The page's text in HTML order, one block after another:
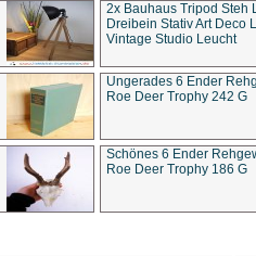
2x Bauhaus Tripod Steh
Dreibein Stativ Art Deco
Vintage Studio Leucht
Ungerades 6 Ender
Roe Deer Trophy 242 G
Schönes 6 Ender
Roe Deer Trophy 186 G